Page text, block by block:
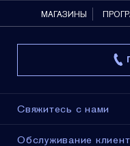
МАГАЗИНЫ
Свяжитесь с нами
Обслуживание